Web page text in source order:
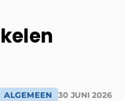
ALGEMEEN 30 JUNI 2026